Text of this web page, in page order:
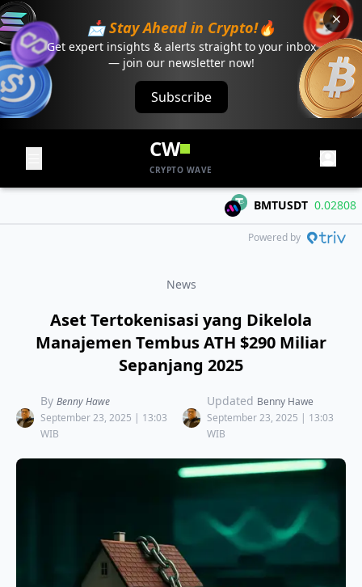
📩 Stay Ahead in Crypto!🔥
Get expert insights & alerts straight to your inbox
— join our newsletter now!
Subscribe
CW
CRYPTO WAVE
BMTUSDT 0.02808
Powered by
News
Aset Tertokenisasi yang Dikelola
Manajemen Tembus ATH $290 Miliar
Sepanjang 2025
By Benny Hawe
September 23, 2025 | 13:03
WIB
Updated Benny Hawe
September 23, 2025 | 13:03
WIB